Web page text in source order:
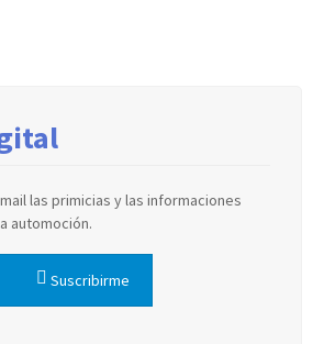
las primicias y las informaciones
automoción.
Suscribirme